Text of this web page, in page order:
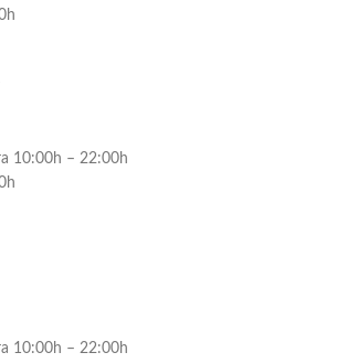
10:00h – 22:00h
10:00h – 22:00h